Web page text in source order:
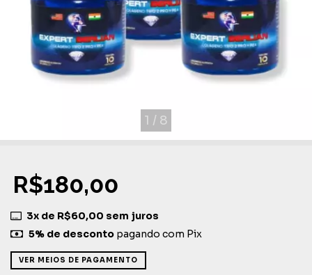
1 / 8
R$180,00
3x de R$60,00 sem juros
5% de descontopagando com Pix
VER MEIOS DE PAGAMENTO